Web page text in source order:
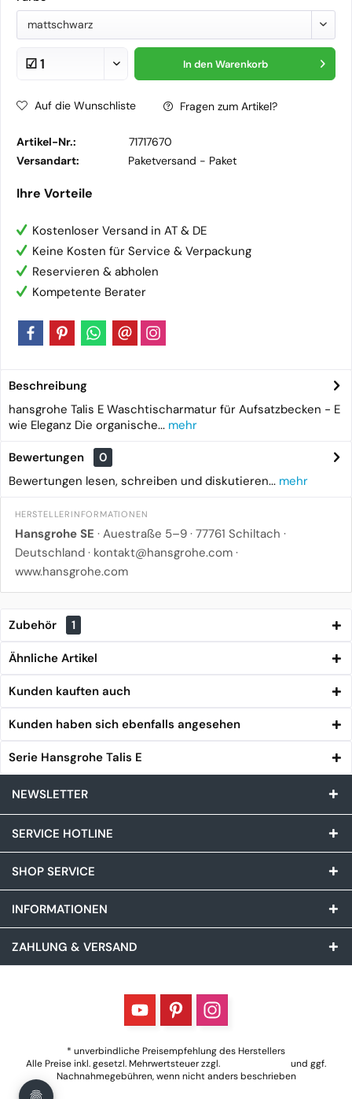
mattschwarz
In den Warenkorb
Auf die Wunschliste Fragen zum Artikel?
Artikel-Nr.:
71717670
Versandart:
Paketversand - Paket
Ihre Vorteile
Kostenloser Versand in AT & DE
Keine Kosten für Service & Verpackung
Reservieren & abholen
Kompetente Berater
Beschreibung
hansgrohe Talis E Waschtischarmatur für Aufsatzbecken - E
wie Eleganz Die organische... mehr
Bewertungen
0
Bewertungen lesen, schreiben und diskutieren... mehr
HERSTELLERINFORMATIONEN
Hansgrohe SE · Auestraße 5–9 · 77761 Schiltach ·
Deutschland · kontakt@hansgrohe.com ·
www.hansgrohe.com
Zubehör 1
Ähnliche Artikel
Kunden kauften auch
Kunden haben sich ebenfalls angesehen
Serie Hansgrohe Talis E
NEWSLETTER
SERVICE HOTLINE
SHOP SERVICE
INFORMATIONEN
ZAHLUNG & VERSAND
* unverbindliche Preisempfehlung des Herstellers
Alle Preise inkl. gesetzl. Mehrwertsteuer zzgl.
und ggf.
Nachnahmegebühren, wenn nicht anders beschrieben